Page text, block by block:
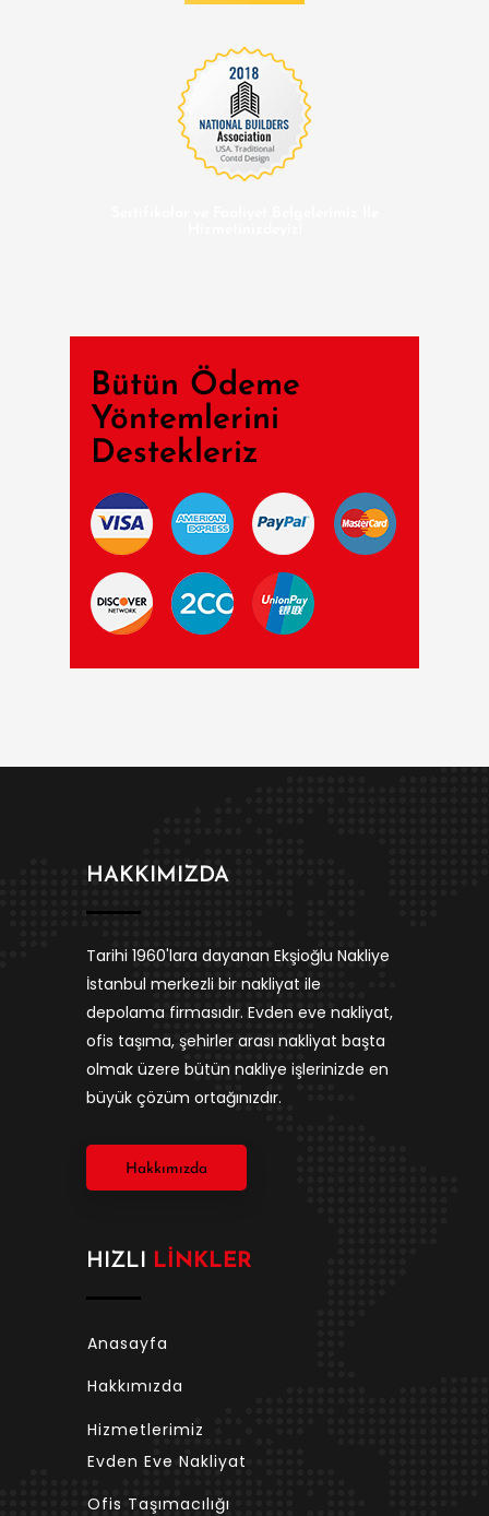
Bütün Ödeme
Yöntemlerini
Destekleriz
HAKKIMIZDA
Tarihi 1960'lara dayanan Ekşioğlu Nakliye
İstanbul merkezli bir nakliyat ile
depolama firmasıdır. Evden eve nakliyat,
ofis taşıma, şehirler arası nakliyat başta
olmak üzere bütün nakliye işlerinizde en
büyük çözüm ortağınızdır.
Hakkımızda
HIZLI LINKLER
Anasayfa
Hakkımızda
Hizmetlerimiz
Evden Eve Nakliyat
Ofis Taşımacılığı